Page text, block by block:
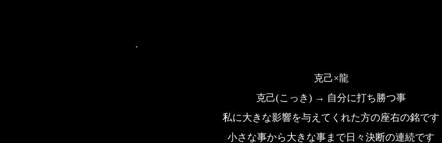
克己×龍
克己(こっき) → 自分に打ち勝つ事
私に大きな影響を与えてくれた方の座右の銘です
小さな事から大きな事まで日々決断の連続です